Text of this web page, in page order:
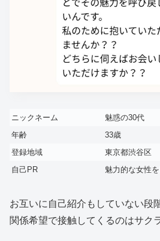
ニックネーム
魅惑の30代
年齢
33歳
登録地域
東京都渋谷区
自己PR
魅力的な女性
お互いに自己紹介もしていない段
関係希望で接触してくるのはサク